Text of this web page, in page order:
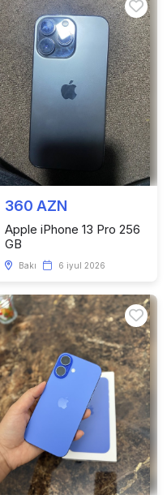
360 AZN
Apple iPhone 13 Pro 256
GB
Bakı 6 iyul 2026